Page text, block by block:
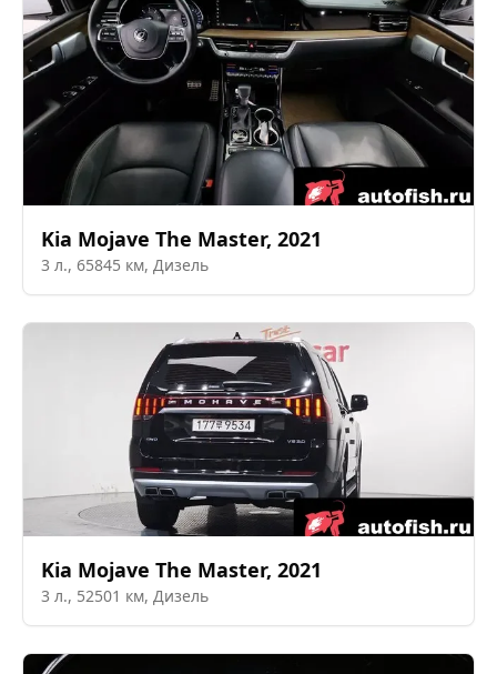
Kia Mojave The Master, 2021
3 л., 65845 км, Дизель
Kia Mojave The Master, 2021
3 л., 52501 км, Дизель